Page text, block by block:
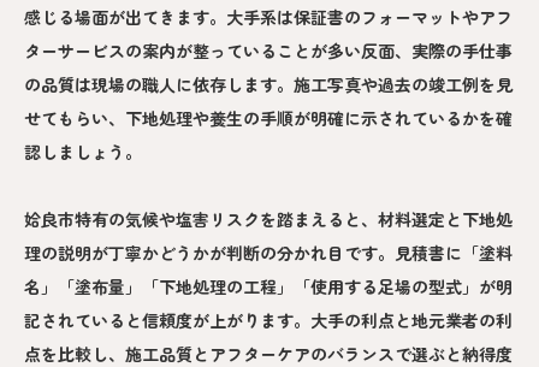
感じる場面が出てきます。大手系は保証書のフォーマットやアフ
ターサービスの案内が整っていることが多い反面、実際の手仕事
の品質は現場の職人に依存します。施工写真や過去の竣工例を見
せてもらい、下地処理や養生の手順が明確に示されているかを確
認しましょう。
姶良市特有の気候や塩害リスクを踏まえると、材料選定と下地処
理の説明が丁寧かどうかが判断の分かれ目です。見積書に「塗料
名」「塗布量」「下地処理の工程」「使用する足場の型式」が明
記されていると信頼度が上がります。大手の利点と地元業者の利
点を比較し、施工品質とアフターケアのバランスで選ぶと納得度